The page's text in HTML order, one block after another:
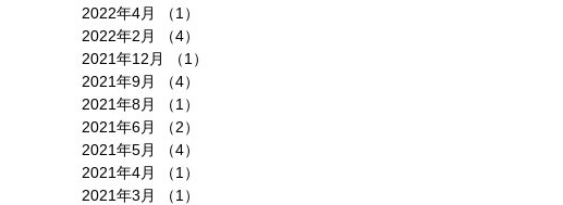
2022年4月
（1）
2022年2月
（4）
2021年12月
（1）
2021年9月
（4）
2021年8月
（1）
2021年6月
（2）
2021年5月
（4）
2021年4月
（1）
2021年3月
（1）